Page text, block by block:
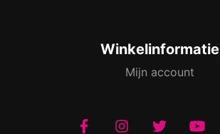
Winkelinformatie
Mijn account